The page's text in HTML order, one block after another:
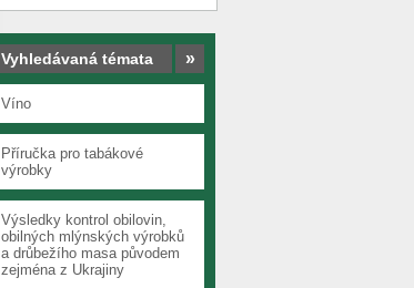
Vyhledávaná témata »
Víno
Příručka pro tabákové
výrobky
Výsledky kontrol obilovin,
obilných mlýnských výrobků
a drůbežího masa původem
zejména z Ukrajiny